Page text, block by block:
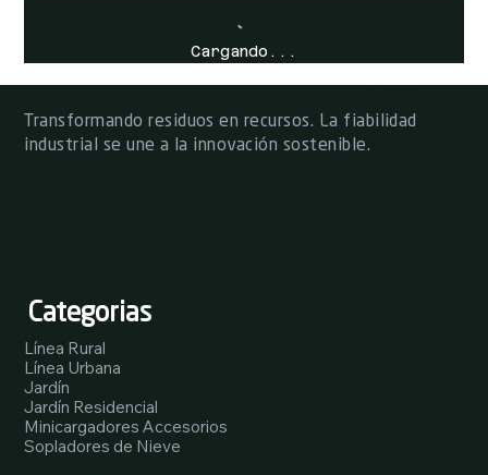
Cargando...
Transformando residuos en recursos. La fiabilidad
industrial se une a la innovación sostenible.
Categorias
Línea Rural
Línea Urbana
Jardín
Jardín Residencial
Minicargadores Accesorios
Sopladores de Nieve